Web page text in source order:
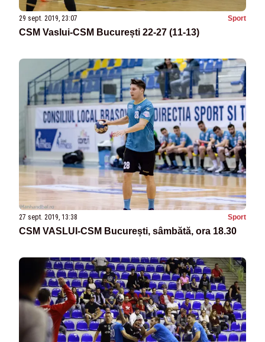
29 sept. 2019, 23:07 Sport
CSM Vaslui-CSM București 22-27 (11-13)
27 sept. 2019, 13:38 Sport
CSM VASLUI-CSM București, sâmbătă, ora 18.30